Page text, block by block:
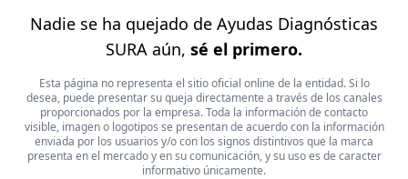
Nadie se ha quejado de Ayudas Diagnósticas
SURA aún, sé el primero.
Esta página no representa el sitio oficial online de la entidad. Si lo
desea, puede presentar su queja directamente a través de los canales
proporcionados por la empresa. Toda la información de contacto
visible, imagen o logotipos se presentan de acuerdo con la información
enviada por los usuarios y/o con los signos distintivos que la marca
presenta en el mercado y en su comunicación, y su uso es de caracter
informativo únicamente.